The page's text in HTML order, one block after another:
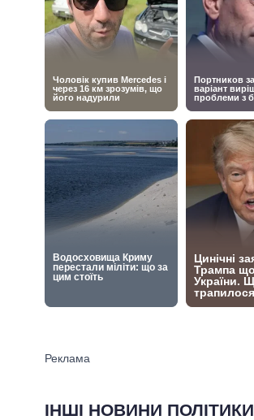
ІНШІ НОВИНИ ПОЛІТИКИ